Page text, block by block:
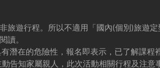
旅遊行程。所以不適用「國內(個別)旅遊
讀。
潛在的危險性，報名即表示，已了解課
告知家屬親人，此次活動相關行程及注意